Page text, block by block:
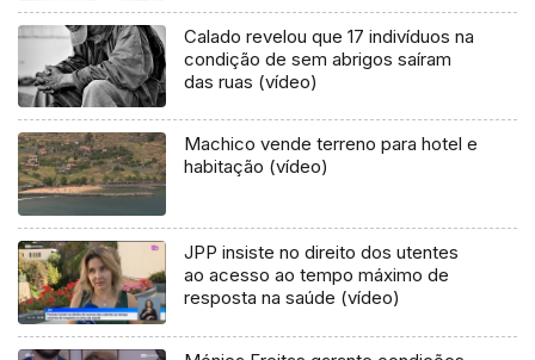
Calado revelou que 17 indivíduos na
condição de sem abrigos saíram
das ruas (vídeo)
Machico vende terreno para hotel e
habitação (vídeo)
JPP insiste no direito dos utentes
ao acesso ao tempo máximo de
resposta na saúde (vídeo)